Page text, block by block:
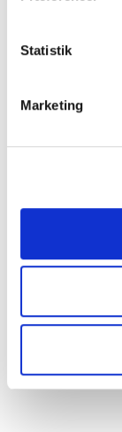
Statistik
Marketing